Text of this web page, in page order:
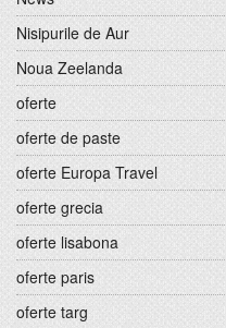
Nisipurile de Aur
Noua Zeelanda
oferte
oferte de paste
oferte Europa Travel
oferte grecia
oferte lisabona
oferte paris
oferte targ